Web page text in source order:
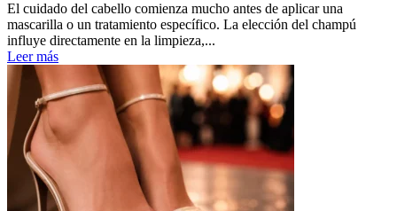
El cuidado del cabello comienza mucho antes de aplicar una
mascarilla o un tratamiento específico. La elección del champú
influye directamente en la limpieza,...
Leer más